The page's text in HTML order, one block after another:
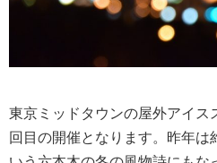
東京ミッドタウンの屋外アイス
回目の開催となります。昨年